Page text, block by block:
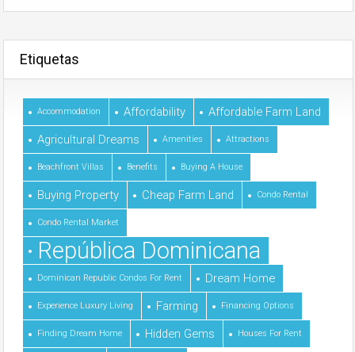
Etiquetas
Accommodation Affordability
Affordable Farm Land
Agricultural Dreams
Amenities Attractions
Beachfront Villas Benefits Buying A House
Buying Property Cheap Farm Land Condo Rental
Condo Rental Market
República Dominicana
Dominican Republic Condos For Rent Dream Home
Experience Luxury Living Farming Financing Options
Finding Dream Home Hidden Gems Houses For Rent